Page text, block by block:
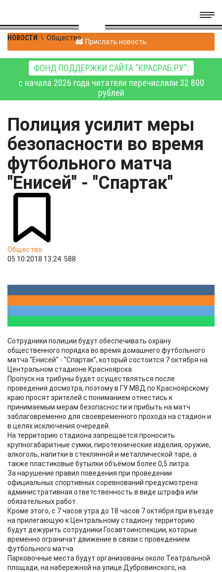
НОВОСТИ \ Общество Прислать новость
ФОНД ПОДДЕРЖКИ САЙТА "КРАСРАБ.РУ":
с начала 2026 года читатели перечислили 32 800
рублей
Полиция усилит меры
безопасности во время
футбольного матча
"Енисей" - "Спартак"
Общество
05.10.2018 13:24 588
Сотрудники полиции будут обеспечивать охрану
общественного порядка во время домашнего футбольного
матча "Енисей" - "Спартак", который состоится 7 октября на
Центральном стадионе Красноярска.
Пропуск на трибуны будет осуществляться после
проведения досмотра, поэтому в ГУ МВД по Красноярскому
краю просят зрителей с пониманием отнестись к
принимаемым мерам безопасности и прибыть на матч
заблаговременно для своевременного прохода на стадион и
в целях исключения очередей.
На территорию стадиона запрещается проносить
крупногабаритные сумки, пиротехнические изделия, оружие,
алкоголь, напитки в стеклянной и металлической таре, а
также пластиковые бутылки объёмом более 0,5 литра.
За нарушение правил поведения при проведении
официальных спортивных соревнований предусмотрена
административная ответственность в виде штрафа или
обязательных работ.
Кроме этого, с 7 часов утра до 18 часов 7 октября при въезде
на прилегающую к Центральному стадиону территорию
будут дежурить сотрудники Госавтоинспекции, которые
временно ограничат движение в связи с проведением
футбольного матча.
Парковочные места будут организованы около Театральной
площади, на набережной на улице Дубровинского, на